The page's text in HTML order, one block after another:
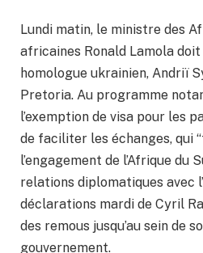
Lundi matin, le ministre des
africaines Ronald Lamola
homologue ukrainien, Andriï
Pretoria. Au programme
l’exemption de visa pour les
de faciliter les échanges, qui
l’engagement de l’Afrique du
relations diplomatiques avec
déclarations mardi de Cyril
des remous jusqu’au sein de
gouvernement.